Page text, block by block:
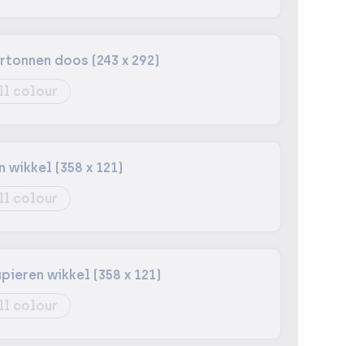
doos (243 x 292)
colour
(358 x 121)
colour
wikkel (358 x 121)
colour